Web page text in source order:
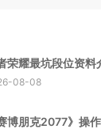
荣耀最坑段位资料
08-08
赛博朋克2077》操